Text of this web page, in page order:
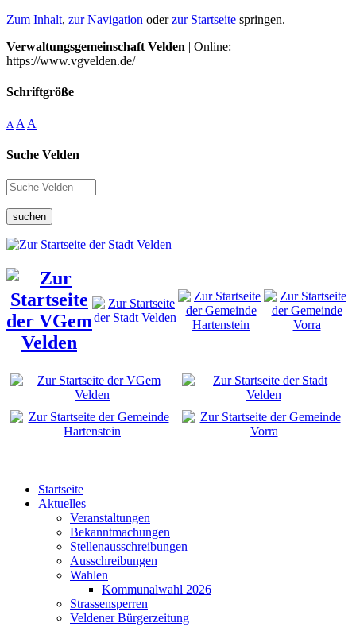
Zum Inhalt, zur Navigation oderzur Startseite springen.
Verwaltungsgemeinschaft Velden | Online:
https://www.vgvelden.de/
Schriftgröße
A A A
Suche Velden
suchen
Startseite
Aktuelles
Veranstaltungen
Bekanntmachungen
Stellenausschreibungen
Ausschreibungen
Wahlen
Kommunalwahl 2026
Strassensperren
Veldener Bürgerzeitung